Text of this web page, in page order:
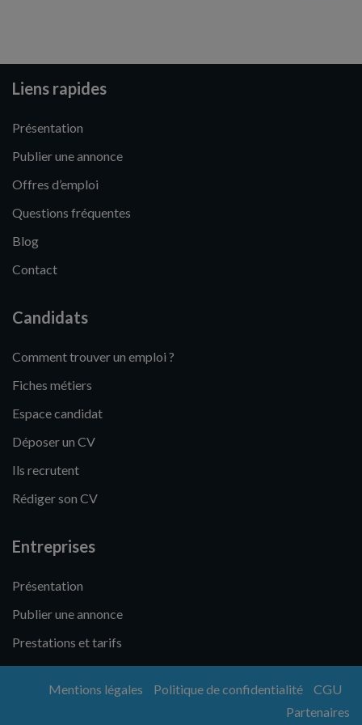
Liens rapides
Présentation
Publier une annonce
Offres d’emploi
Questions fréquentes
Blog
Contact
Candidats
Comment trouver un emploi ?
Fiches métiers
Espace candidat
Déposer un CV
Ils recrutent
Rédiger son CV
Entreprises
Présentation
Publier une annonce
Prestations et tarifs
Mentions légales Politique de confidentialité
CGU
Partenaires